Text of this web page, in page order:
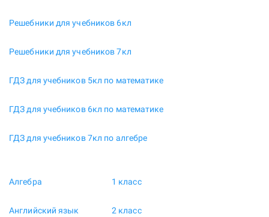
Решебники для учебников 6кл
Решебники для учебников 7кл
ГДЗ для учебников 5кл по математике
ГДЗ для учебников 6кл по математике
ГДЗ для учебников 7кл по алгебре
Алгебра
Английский язык
1 класс
2 класс